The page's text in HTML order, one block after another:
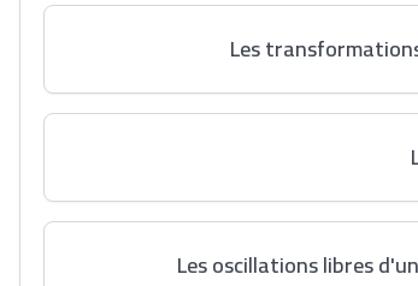
Les
Les oscillations libres